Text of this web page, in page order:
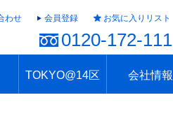
わせ 会員登録 お気に入りリスト
0120-172-111
TOKYO@14区 会社情報